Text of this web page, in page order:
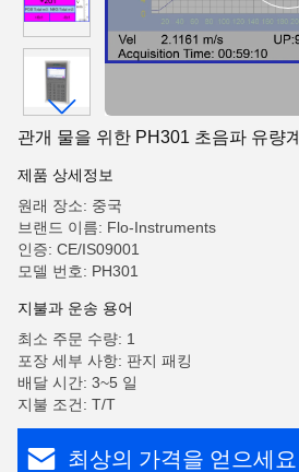
관개 물을 위한 PH301 초음파 유량계
제품 상세정보
원래 장소: 중국
브랜드 이름: Flo-Instruments
인증: CE/IS09001
모델 번호: PH301
지불과 운송 용어
최소 주문 수량: 1
포장 세부 사항: 판지 패킹
배달 시간: 3~5 일
지불 조건: T/T
최상의 가격을 얻으세요